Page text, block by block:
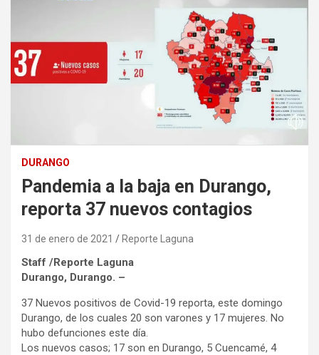
DURANGO
Pandemia a la baja en Durango,
reporta 37 nuevos contagios
31 de enero de 2021 Reporte Laguna
Staff /Reporte Laguna
Durango, Durango. –
37 Nuevos positivos de Covid-19 reporta, este domingo
Durango, de los cuales 20 son varones y 17 mujeres. No
hubo defunciones este día.
Los nuevos casos; 17 son en Durango, 5 Cuencamé, 4